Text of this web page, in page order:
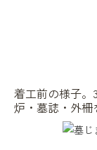
着工前の様子。
炉・墓誌・外柵